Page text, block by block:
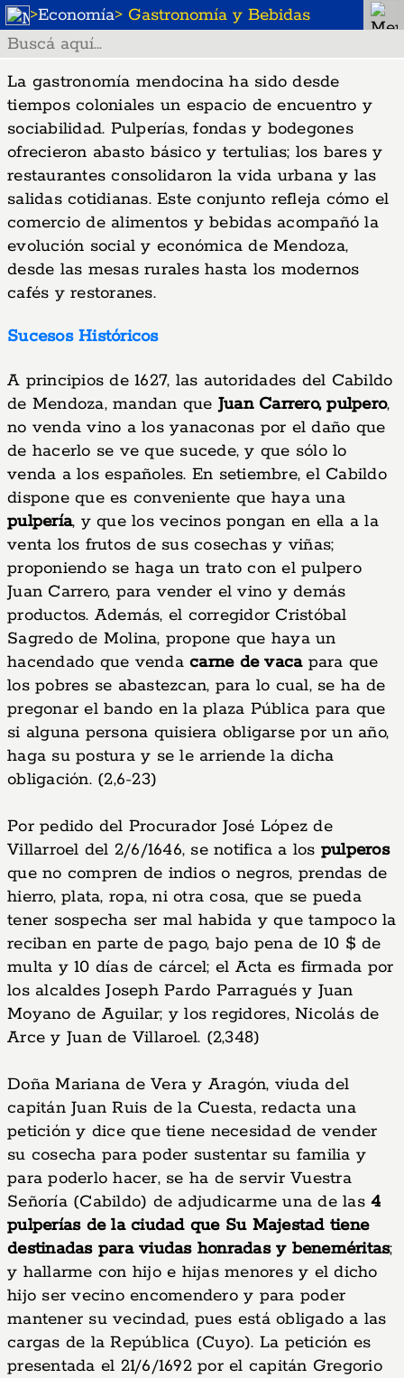
>Economía> Gastronomía y Bebidas
La gastronomía mendocina ha sido desde
tiempos coloniales un espacio de encuentro y
sociabilidad. Pulperías, fondas y bodegones
ofrecieron abasto básico y tertulias; los bares y
restaurantes consolidaron la vida urbana y las
salidas cotidianas. Este conjunto refleja cómo el
comercio de alimentos y bebidas acompañó la
evolución social y económica de Mendoza,
desde las mesas rurales hasta los modernos
cafés y restoranes.
Sucesos Históricos
A principios de 1627, las autoridades del Cabildo
de Mendoza, mandan queJuan Carrero, pulpero,
no venda vino a los yanaconas por el daño que
de hacerlo se ve que sucede, y que sólo lo
venda a los españoles. En setiembre, el Cabildo
dispone que es conveniente que haya una
pulpería, y que los vecinos pongan en ella a la
venta los frutos de sus cosechas y viñas;
proponiendo se haga un trato con el pulpero
Juan Carrero, para vender el vino y demás
productos. Además, el corregidor Cristóbal
Sagredo de Molina, propone que haya un
hacendado que venda carne de vacapara que
los pobres se abastezcan, para lo cual, se ha de
pregonar el bando en la plaza Pública para que
si alguna persona quisiera obligarse por un año,
haga su postura y se le arriende la dicha
obligación. (2,6-23)
Por pedido del Procurador José López de
Villarroel del 2/6/1646, se notifica a los pulperos
que no compren de indios o negros, prendas de
hierro, plata, ropa, ni otra cosa, que se pueda
tener sospecha ser mal habida y que tampoco la
reciban en parte de pago, bajo pena de 10 $ de
multa y 10 días de cárcel; el Acta es firmada por
los alcaldes Joseph Pardo Parragués y Juan
Moyano de Aguilar; y los regidores, Nicolás de
Arce y Juan de Villaroel. (2,348)
Doña Mariana de Vera y Aragón, viuda del
capitán Juan Ruis de la Cuesta, redacta una
petición y dice que tiene necesidad de vender
su cosecha para poder sustentar su familia y
para poderlo hacer, se ha de servir Vuestra
Señoría (Cabildo) de adjudicarme una de las 4
pulperías de la ciudad que Su Majestad tiene
destinadas para viudas honradas y beneméritas;
y hallarme con hijo e hijas menores y el dicho
hijo ser vecino encomendero y para poder
mantener su vecindad, pues está obligado a las
cargas de la República (Cuyo). La petición es
presentada el 21/6/1692 por el capitán Gregorio